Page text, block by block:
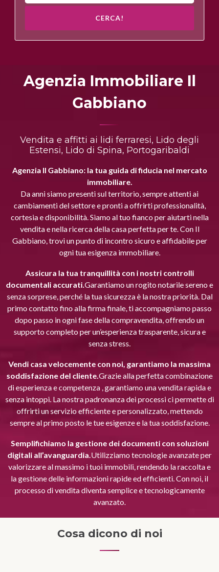
CERCA!
Agenzia Immobiliare Il
Gabbiano
Vendita e affitti ai lidi ferraresi, Lido degli
Estensi, Lido di Spina, Portogaribaldi
Agenzia Il Gabbiano: la tua guida di fiducia nel mercato
immobiliare.
Da anni siamo presenti sul territorio, sempre attenti ai
cambiamenti del settore e pronti a offrirti professionalità,
cortesia e disponibilità. Siamo al tuo fianco per aiutarti nella
vendita e nella ricerca della casa perfetta per te. Con Il
Gabbiano, trovi un punto di incontro sicuro e affidabile per
ogni tua esigenza immobiliare.
Assicura la tua tranquillità con i nostri controlli
documentali accurati.Garantiamo un rogito notarile sereno e
senza sorprese, perché la tua sicurezza è la nostra priorità. Dal
primo contatto fino alla firma finale, ti accompagniamo passo
dopo passo in ogni fase della compravendita, offrendo un
supporto completo per un’esperienza trasparente, sicura e
senza stress.
Vendi casa velocemente con noi, garantiamo la massima
soddisfazione del cliente.Grazie alla perfetta combinazione
di esperienza e competenza , garantiamo una vendita rapida e
senza intoppi. La nostra padronanza dei processi ci permette di
offrirti un servizio efficiente e personalizzato, mettendo
sempre al primo posto le tue esigenze e la tua soddisfazione.
Semplifichiamo la gestione dei documenti con soluzioni
digitali all’avanguardia.Utilizziamo tecnologie avanzate per
valorizzare al massimo i tuoi immobili, rendendo la raccolta e
la gestione delle informazioni rapide ed efficienti. Con noi, il
processo di vendita diventa semplice e tecnologicamente
avanzato.
Cosa dicono di noi